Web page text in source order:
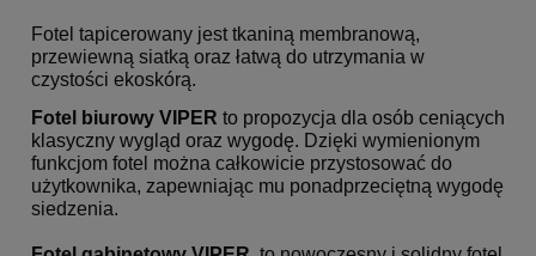
Fotel tapicerowany jest tkaniną membranową,
przewiewną siatką oraz łatwą do utrzymania w
czystości ekoskórą.
Fotel biurowy VIPER to propozycja dla osób ceniących
klasyczny wygląd oraz wygodę. Dzięki wymienionym
funkcjom fotel można całkowicie przystosować do
użytkownika, zapewniając mu ponadprzeciętną wygodę
siedzenia.